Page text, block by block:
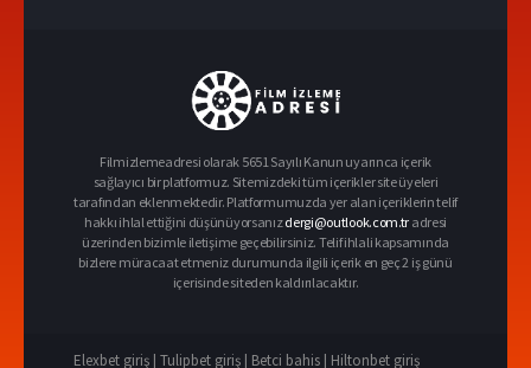
Filmizlemeadresi olarak 5651 Sayılı Kanun uyarınca içerik
sağlayıcı bir platformuz. Sitemizdeki tüm içerikler site üyeleri
tarafından eklenmektedir. Platformumuzda yer alan içeriklerin telif
hakkı ihlal ettiğini düşünüyorsanızdergi@outlook.com.tr adresi
üzerinden bizimle iletişime geçebilirsiniz. Telif ihlali kapsamında
bizlere müracaat etmeniz durumunda ilgili içerik en geç 2 iş günü
içerisinde siteden kaldırılacaktır.
Elexbet giriş | Tulipbet giriş | Betci bahis | Hiltonbet giriş